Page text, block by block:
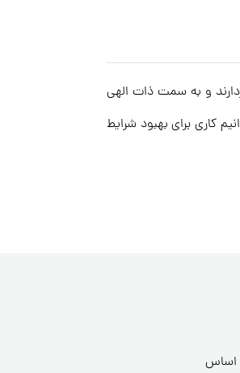
و به سمت ذات الهی
کاری برای بهبود شرایط
اساس